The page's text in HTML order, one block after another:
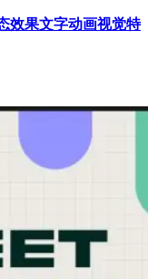
效果文字动画视觉特